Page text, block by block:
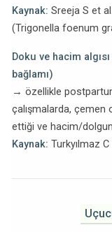
Kaynak: Sreeja S et
(Trigonella foenum
Doku ve hacim
bağlamı)
→ özellikle
çalışmalarda, çemen
ettiği ve hacim/
Kaynak: Turkyılmaz